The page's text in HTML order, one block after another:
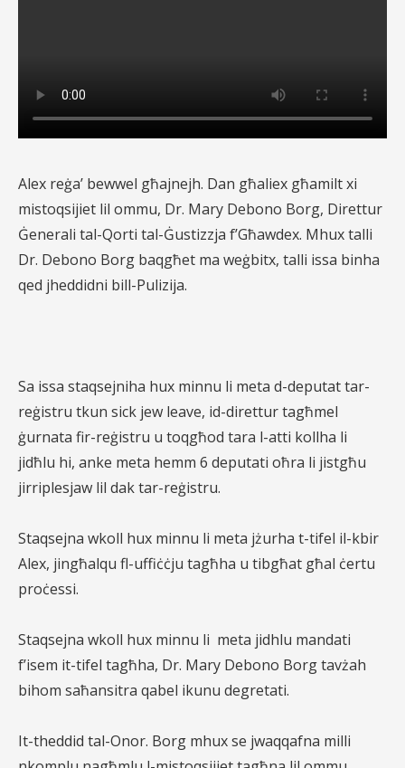
Alex reġa’ bewwel għajnejh. Dan għaliex għamilt xi
mistoqsijiet lil ommu, Dr. Mary Debono Borg, Direttur
Ġenerali tal-Qorti tal-Ġustizzja f’Għawdex. Mhux talli
Dr. Debono Borg baqgħet ma weġbitx, talli issa binha
qed jheddidni bill-Pulizija.
Sa issa staqsejniha hux minnu li meta d-deputat tar-
reġistru tkun sick jew leave, id-direttur tagħmel
ġurnata fir-reġistru u toqgħod tara l-atti kollha li
jidħlu hi, anke meta hemm 6 deputati oħra li jistgħu
jirriplesjaw lil dak tar-reġistru.
Staqsejna wkoll hux minnu li meta jżurha t-tifel il-kbir
Alex, jingħalqu fl-uffiċċju tagħha u tibgħat għal ċertu
proċessi.
Staqsejna wkoll hux minnu li meta jidhlu mandati
f’isem it-tifel tagħha, Dr. Mary Debono Borg tavżah
bihom saħansitra qabel ikunu degretati.
It-theddid tal-Onor. Borg mhux se jwaqqafna milli